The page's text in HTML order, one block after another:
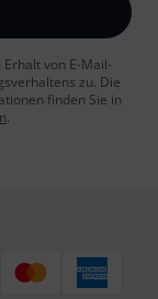
von E-Mail-
zu. Die
finden Sie in
.